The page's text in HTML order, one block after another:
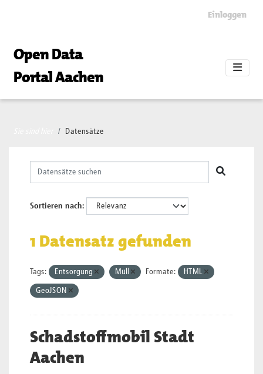
Einloggen
Open Data
Portal Aachen
Datensätze
Sortieren nach
1 Datensatz gefunden
Tags: Entsorgung Müll Formate: HTML
GeoJSON
Schadstoffmobil Stadt
Aachen